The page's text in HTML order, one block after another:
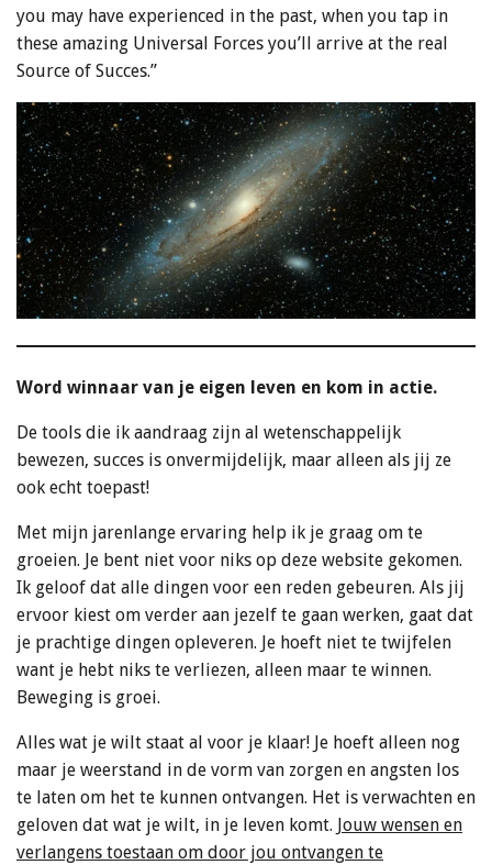
you may have experienced in the past, when you tap in
these amazing Universal Forces you’ll arrive at the real
Source of Succes.”
Word winnaar van je eigen leven en kom in actie.
De tools die ik aandraag zijn al wetenschappelijk
bewezen, succes is onvermijdelijk, maar alleen als jij ze
ook echt toepast!
Met mijn jarenlange ervaring help ik je graag om te
groeien. Je bent niet voor niks op deze website gekomen.
Ik geloof dat alle dingen voor een reden gebeuren. Als jij
ervoor kiest om verder aan jezelf te gaan werken, gaat dat
je prachtige dingen opleveren. Je hoeft niet te twijfelen
want je hebt niks te verliezen, alleen maar te winnen.
Beweging is groei.
Alles wat je wilt staat al voor je klaar! Je hoeft alleen nog
maar je weerstand in de vorm van zorgen en angsten los
te laten om het te kunnen ontvangen. Het is verwachten en
geloven dat wat je wilt, in je leven komt. Jouw wensen en
verlangens toestaan om door jou ontvangen te